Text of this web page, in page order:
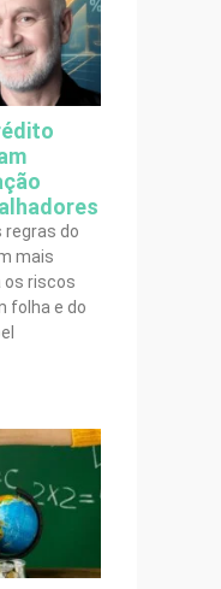
regras do
mais
os riscos
folha e do